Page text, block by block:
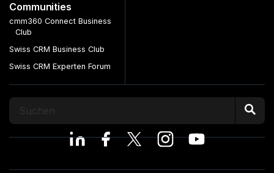
Communities
cmm360 Connect Business
Club
Swiss CRM Business Club
Swiss CRM Experten Forum